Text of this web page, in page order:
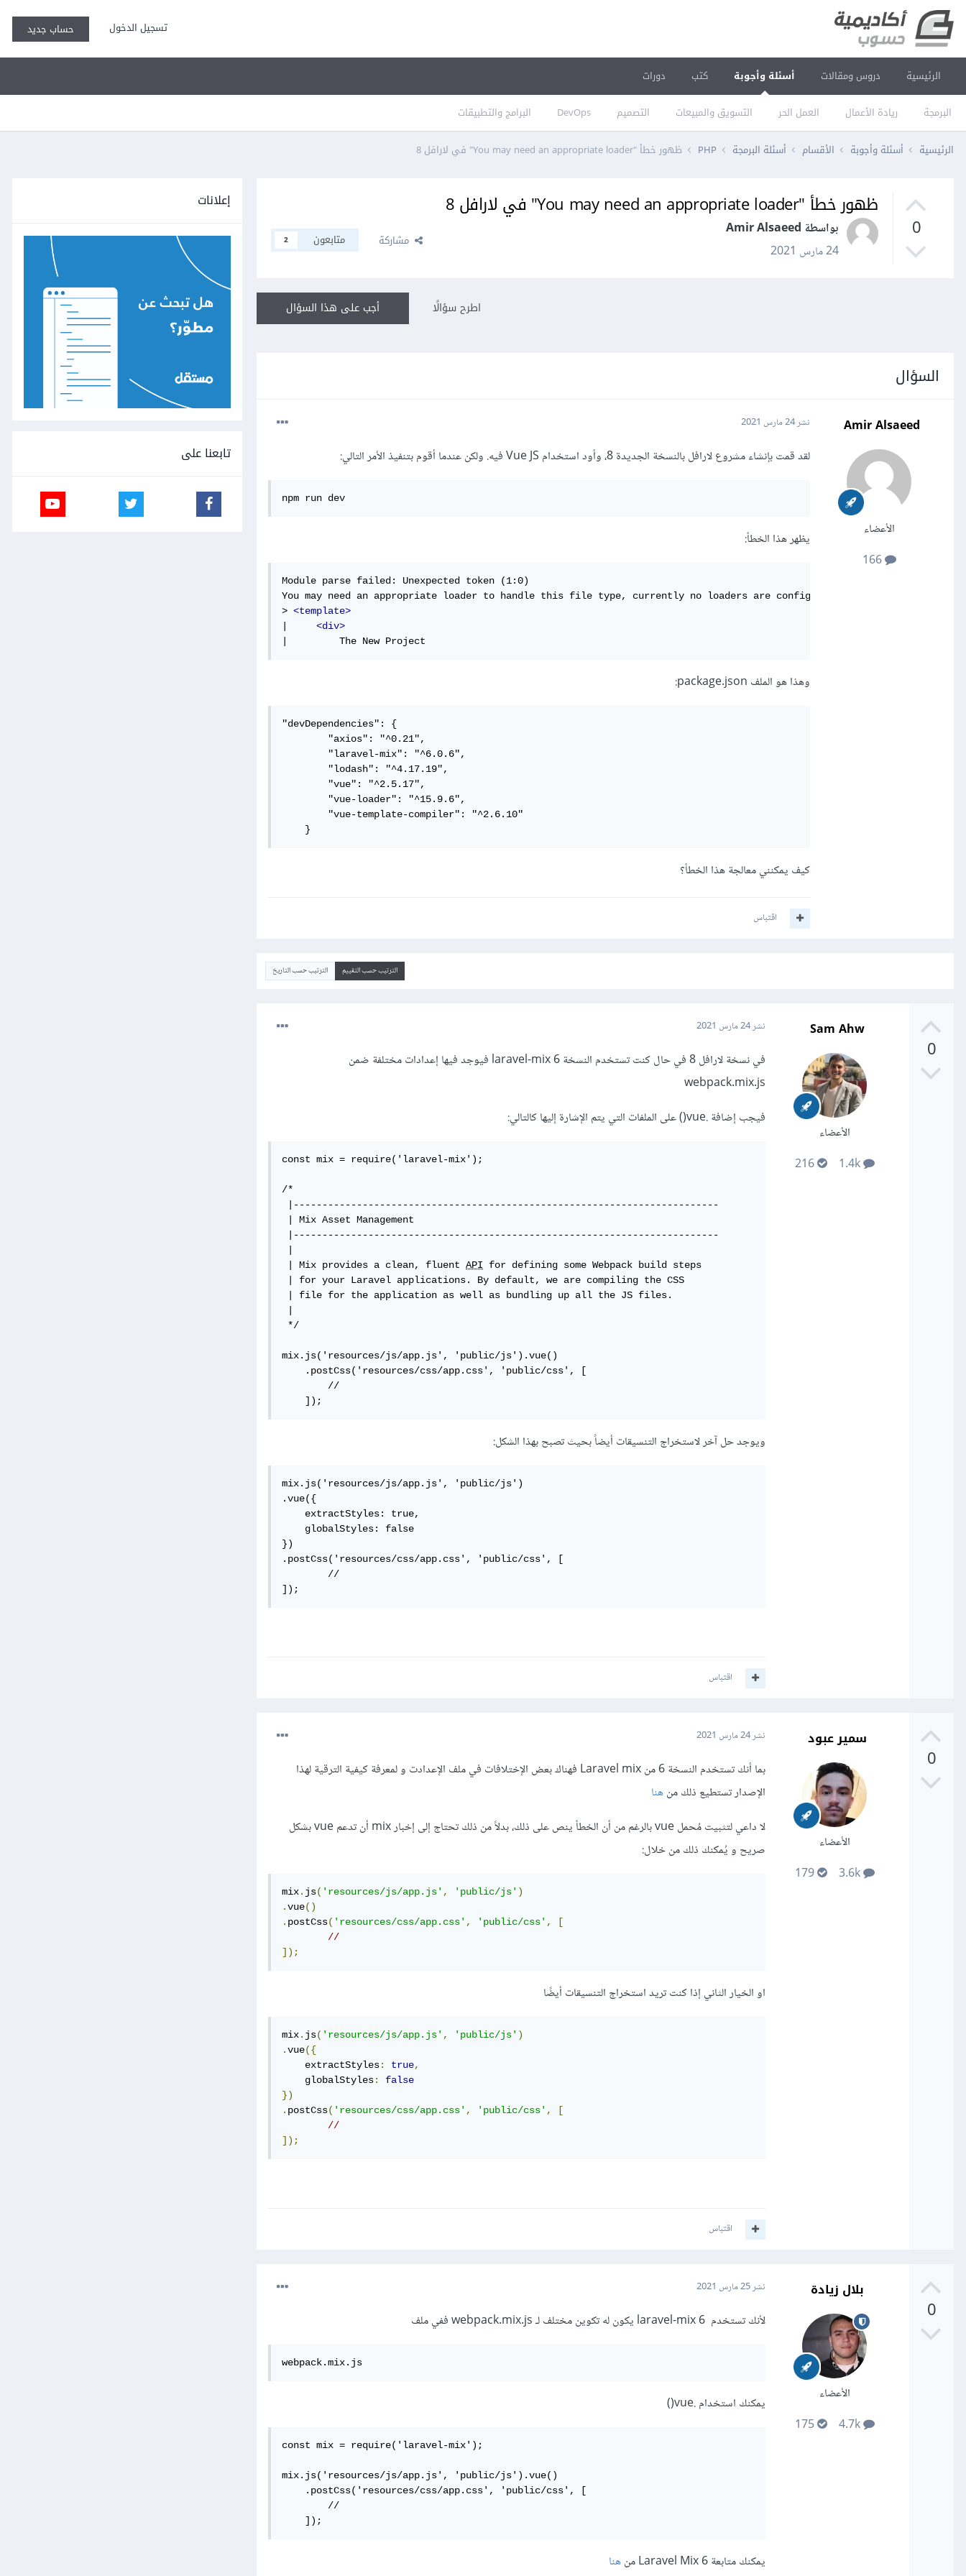
تسجيل الدخول حساب جديد
الرئيسية دروس ومقالات أسئلة وأجوبة
البرمجة ريادة الأعمال العمل الحر التسويق والمبيعات التصميم DevOps البرامج والتطبيقات
كتب دورات
الرئيسية أسئلة وأجوبة الأقسام أسئلة البرمجة PHP ظهور خطأ "You may need an appropriate loader" في لارافل 8
0
ظهور خطأ "You may need an appropriate loader" في لارافل 8
بواسطة Amir Alsaeed
24 مارس 2021
مشاركة متابعون 2
أجب على هذا السؤال اطرح سؤالًا
السؤال
Amir Alsaeed
الأعضاء
166
نشر24 مارس 2021
لقد قمت بإنشاء مشروع لارافل بالنسخة الجديدة 8، وأود استخدام Vue JS فيه. ولكن عندما أقوم بتنفيذ الأمر التالي:
npm run dev
يظهر هذا الخطأ:
Module parse failed: Unexpected token (1:0)
You may need an appropriate loader to handle this file type, currently no loaders are configured to process this file.
> <template>
<div>
|         The New Project
وهذا هو الملف package.json:
"devDependencies": {
        "axios": "^0.21",
        "laravel-mix": "^6.0.6",
        "lodash": "^4.17.19",
        "vue": "^2.5.17",
        "vue-loader": "^15.9.6",
        "vue-template-compiler": "^2.6.10"
    }
كيف يمكنني معالجة هذا الخطأ؟
اقتباس
الترتيب حسب التقييم الترتيب حسب التاريخ
0
Sam Ahw
الأعضاء
1.4k
216
نشر24 مارس 2021
في نسخة لارافل 8 في حال كنت تستخدم النسخة laravel-mix 6 فيوجد فيها إعدادات مختلفة ضمن
webpack.mix.js
فيجب إضافة .vue() على الملفات التي يتم الإشارة إليها كالتالي:
const mix = require('laravel-mix');
/*
|--------------------------------------------------------------------------
| Mix Asset Management
|--------------------------------------------------------------------------
| Mix provides a clean, fluent API for defining some Webpack build steps
| for your Laravel applications. By default, we are compiling the CSS
| file for the application as well as bundling up all the JS files.
*/
mix.js('resources/js/app.js', 'public/js').vue()
    .postCss('resources/css/app.css', 'public/css', [
        //
    ]);
ويوجد حل آخر لاستخراج التنسيقات أيضاً بحيث تصبح بهذا الشكل:
mix.js('resources/js/app.js', 'public/js')
.vue({
    extractStyles: true,
    globalStyles: false
})
.postCss('resources/css/app.css', 'public/css', [
        //
]);
اقتباس
0
سمير عبود
الأعضاء
3.6k
179
نشر24 مارس 2021
بما أنك تستخدم النسخة 6 من Laravel mix فهناك بعض الإختلافات في ملف الإعدادت و لمعرفة كيفية الترقية لهذا
الإصدار تستطيع ذلك منهنا
لا داعي لتثبيت مُحمل vue بالرغم من أن الخطأ ينص على ذلك، بدلاً من ذلك تحتاج إلى إخبار mix أن تدعم vue بشكل
صريح و يُمكنك ذلك من خلال:
mix. js( 'resources/js/app.js' , 'public/js' )
.vue()
. postCss( 'resources/css/app.css' , 'public/css' ,
[
//
]);
او الخيار الثاني إذا كنت تريد استخراج التنسيقات أيضًا
mix. js( 'resources/js/app.js' , 'public/js' )
.vue({
    extractStyles
: true,
    globalStyles
:
false
})
. postCss( 'resources/css/app.css' , 'public/css' ,
[
//
]);
اقتباس
0
بلال زيادة
الأعضاء
4.7k
175
نشر25 مارس 2021
لأنك تستخدم laravel-mix 6 يكون له تكوين مختلف لـ webpack.mix.js ففي ملف
webpack.mix.js
يمكنك استخدام .vue()
const mix = require('laravel-mix');
mix.js('resources/js/app.js', 'public/js').vue()
    .postCss('resources/css/app.css', 'public/css', [
        //
    ]);
يمكنك متابعة Laravel Mix 6 من هنا
إعلانات
تابعنا على